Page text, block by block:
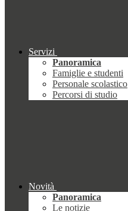
Servizi
Panoramica
Famiglie e studenti
Personale scolastico
Percorsi di studio
Novità
Panoramica
Le notizie